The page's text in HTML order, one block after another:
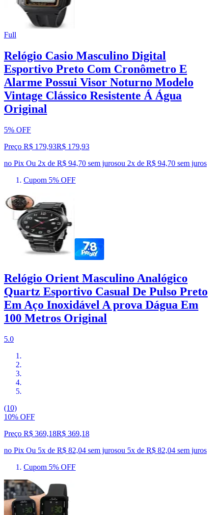
Full
Relógio Casio Masculino Digital
Esportivo Preto Com Cronômetro E
Alarme Possui Visor Noturno Modelo
Vintage Clássico Resistente Á Água
Original
5% OFF
Preço R$ 179,93R$ 179,93
no Pix Ou 2x de R$ 94,70 sem jurosou 2x de R$ 94,70 sem juros
Cupom 5% OFF
Relógio Orient Masculino Analógico
Quartz Esportivo Casual De Pulso Preto
Em Aço Inoxidável A prova Dágua Em
100 Metros Original
5.0
(10)
10% OFF
Preço R$ 369,18R$ 369,18
no Pix Ou 5x de R$ 82,04 sem jurosou 5x de R$ 82,04 sem juros
Cupom 5% OFF